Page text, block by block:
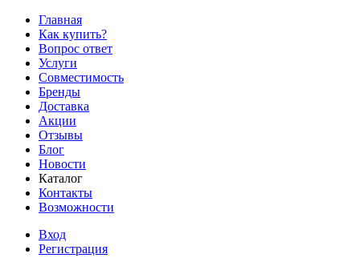
Главная
Как купить?
Вопрос ответ
Услуги
Совместимость
Бренды
Доставка
Акции
Отзывы
Блог
Новости
Каталог
Контакты
Возможности
Вход
Регистрация